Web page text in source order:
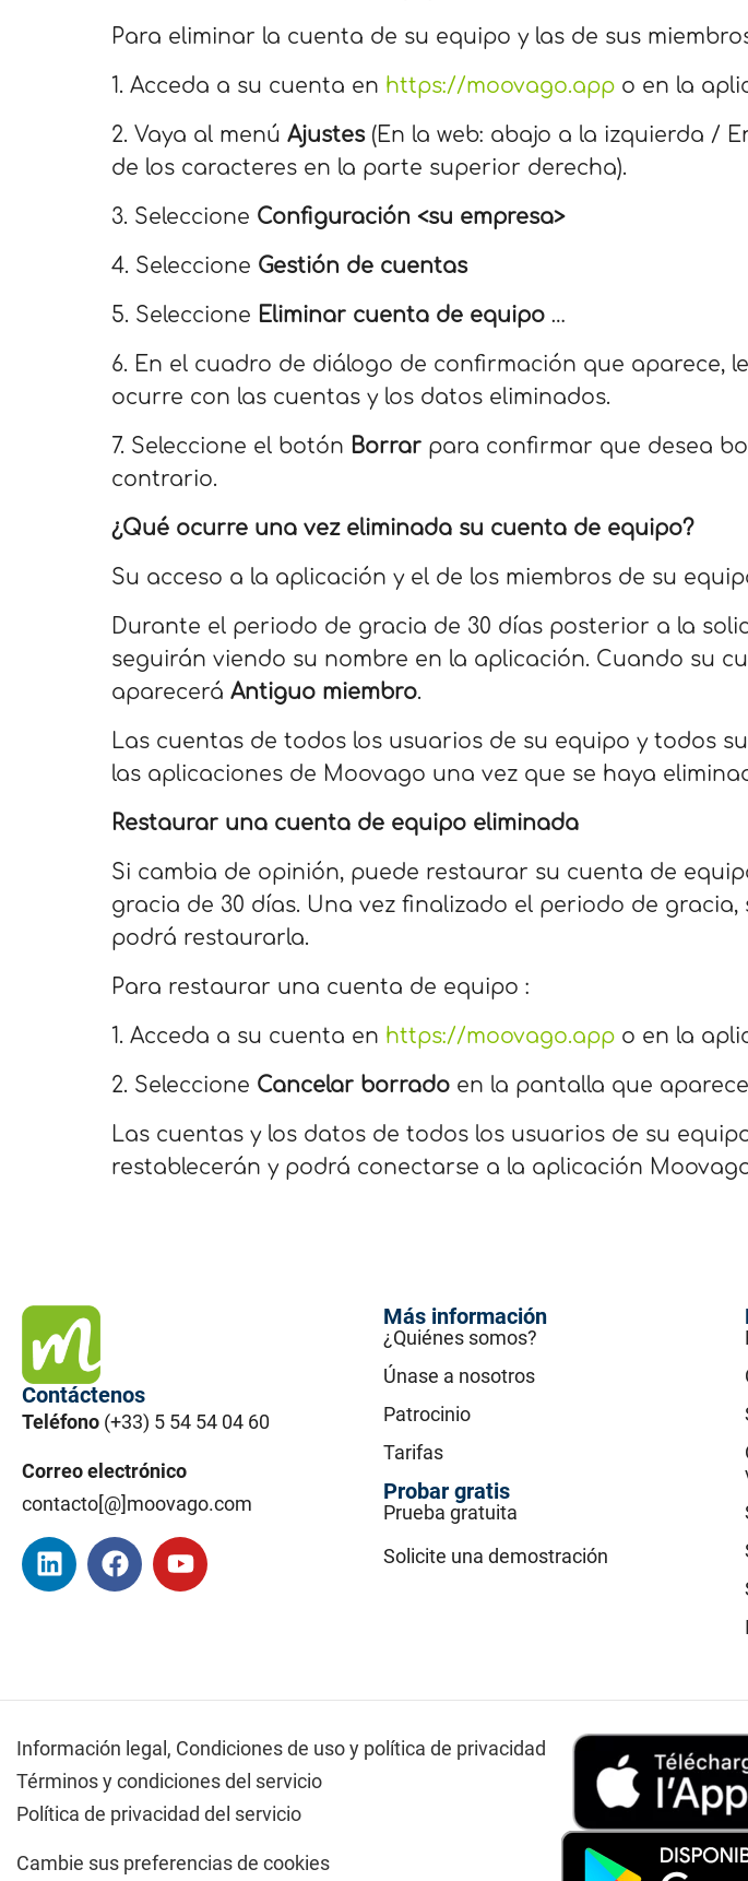
Para eliminar la cuenta de su equipo y las de sus
1. Acceda a su cuenta en https://moovago.app o en la
2. Vaya al menú Ajustes(En la web: abajo a la izquierda /
de los caracteres en la parte superior derecha).
3. Seleccione Configuración <su empresa>
4. Seleccione Gestión de cuentas
5. Seleccione Eliminar cuenta de equipo …
6. En el cuadro de diálogo de confirmación que aparece,
ocurre con las cuentas y los datos eliminados.
7. Seleccione el botón Borrar para confirmar que desea
contrario.
¿Qué ocurre una vez eliminada su cuenta de equipo?
Su acceso a la aplicación y el de los miembros de su
Durante el periodo de gracia de 30 días posterior a la
seguirán viendo su nombre en la aplicación. Cuando su
aparecerá Antiguo miembro.
Las cuentas de todos los usuarios de su equipo y todos
las aplicaciones de Moovago una vez que se haya
Restaurar una cuenta de equipo eliminada
Si cambia de opinión, puede restaurar su cuenta de
gracia de 30 días. Una vez finalizado el periodo de
podrá restaurarla.
Para restaurar una cuenta de equipo :
1. Acceda a su cuenta en https://moovago.app o en la
2. Seleccione Cancelar borrado en la pantalla que
Las cuentas y los datos de todos los usuarios de su
restablecerán y podrá conectarse a la aplicación
Contáctenos
Teléfono (+33) 5 54 54 04 60
Correo electrónico
contacto[@]moovago.com
Más información
¿Quiénes somos?
Únase a nosotros
Patrocinio
Tarifas
Probar gratis
Prueba gratuita
Solicite una demostración
Información legal, Condiciones de uso y política de privacidad
Términos y condiciones del servicio
Política de privacidad del servicio
Cambie sus preferencias de cookies